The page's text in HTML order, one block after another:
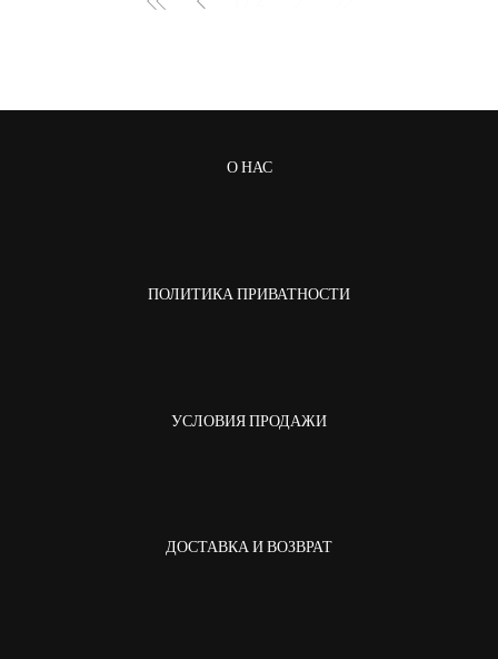
О НАС
ПОЛИТИКА ПРИВАТНОСТИ
УСЛОВИЯ ПРОДАЖИ
ДОСТАВКА И ВОЗВРАТ